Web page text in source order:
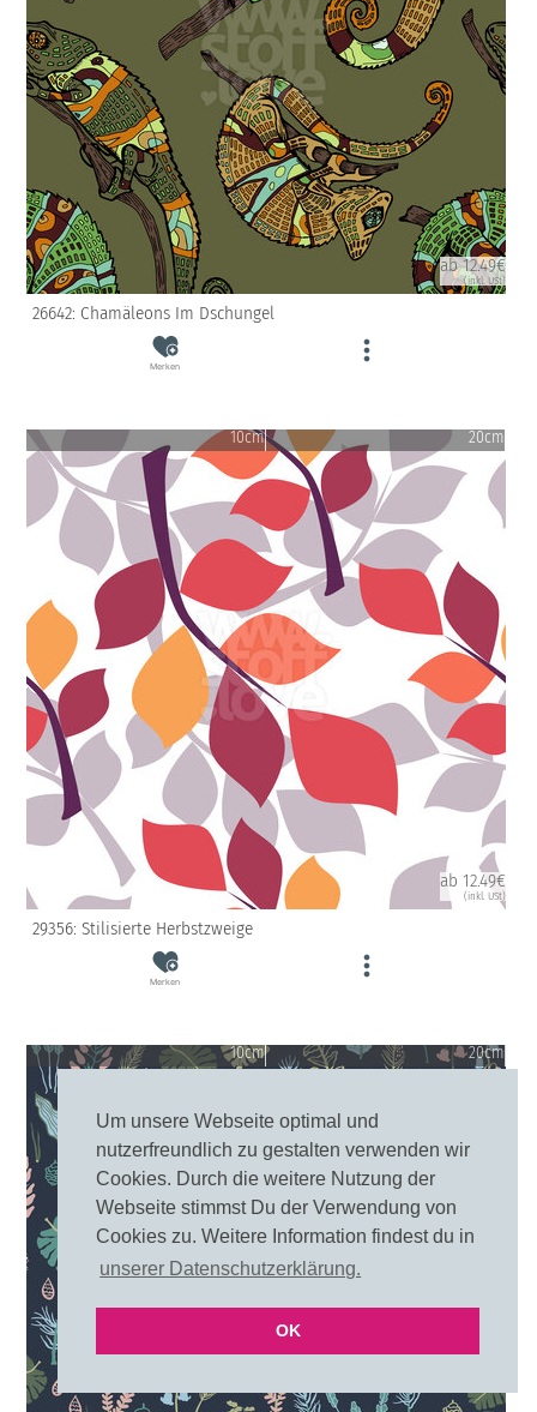
Um unsere Webseite optimal und
nutzerfreundlich zu gestalten verwenden wir
Cookies. Durch die weitere Nutzung der
Webseite stimmst Du der Verwendung von
Cookies zu. Weitere Information findest du in
unserer Datenschutzerklärung.
OK
ab 12.49€
(inkl. USt)
26642: Chamäleons Im Dschungel
Merken
10cm 20cm
ab 12.49€
(inkl. USt)
29356: Stilisierte Herbstzweige
Merken
10cm 20cm